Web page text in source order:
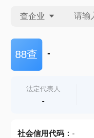
查企业
查企业
查产地
88查 -
法定代表人
-
社会信用代码： -